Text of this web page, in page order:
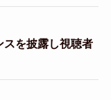
を披露し視聴者